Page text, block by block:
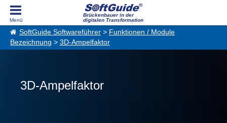
Brückenbauer in der
digitalen Transformation
SoftGuide Softwareführer > Funktionen / Module
Bezeichnung > 3D-Ampelfaktor
3D-Ampelfaktor